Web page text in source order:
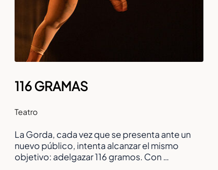
116 GRAMAS
Teatro
La Gorda, cada vez que se presenta ante un
nuevo público, intenta alcanzar el mismo
objetivo: adelgazar 116 gramos. Con …